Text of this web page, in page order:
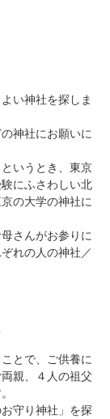
い神社を探しま
神社にお願いに
いうとき、東京
にふさわしい北
の大学の神社に
さんがお参りに
れの人の神社／
とで、ご供養に
親、４人の祖父
守り神社」を探